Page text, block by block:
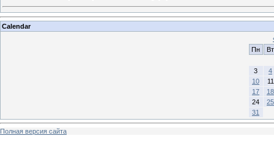
Calendar
Пн
Вт
3
4
10
11
17
18
24
25
31
Полная версия сайта